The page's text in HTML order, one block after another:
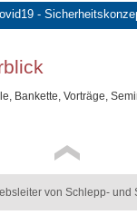
-
Bankette, Vorträge,
von Schlepp- und